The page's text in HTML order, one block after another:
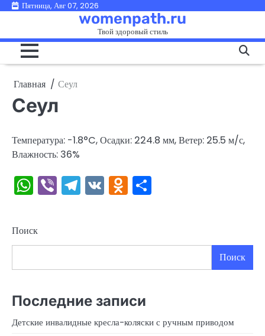
ПерейтиПятница, Авг 07, 2026
womenpath.ru
Твой здоровый стиль
Главная Сеул
Сеул
Температура: -1.8°C, Осадки: 224.8 мм, Ветер: 25.5 м/с,
Влажность: 36%
WhatsApp
ViberTelegram
VKOdnoklassniki
Поиск
Поиск
Последние записи
Детские инвалидные кресла-коляски с ручным приводом